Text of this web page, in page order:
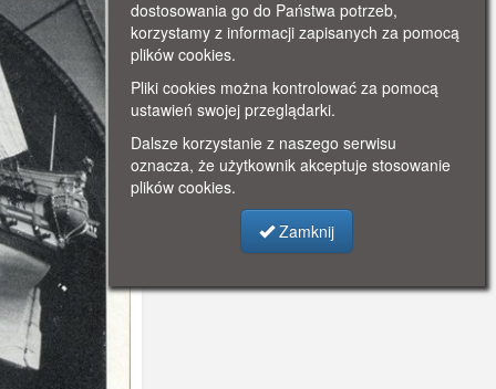
dostosowania go do Państwa potrzeb,
korzystamy z informacji zapisanych za pomocą
plików cookies.
Pliki cookies można kontrolować za pomocą
ustawień swojej przeglądarki.
Dalsze korzystanie z naszego serwisu
oznacza, że użytkownik akceptuje stosowanie
plików cookies.
Zamknij